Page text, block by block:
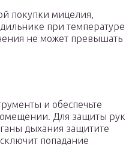
покупки мицелия,
при температуре
не может превышать
и обеспечьте
Для защиты рук
дыхания защитите
попадание